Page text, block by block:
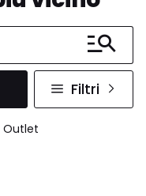
Filtri
Outlet